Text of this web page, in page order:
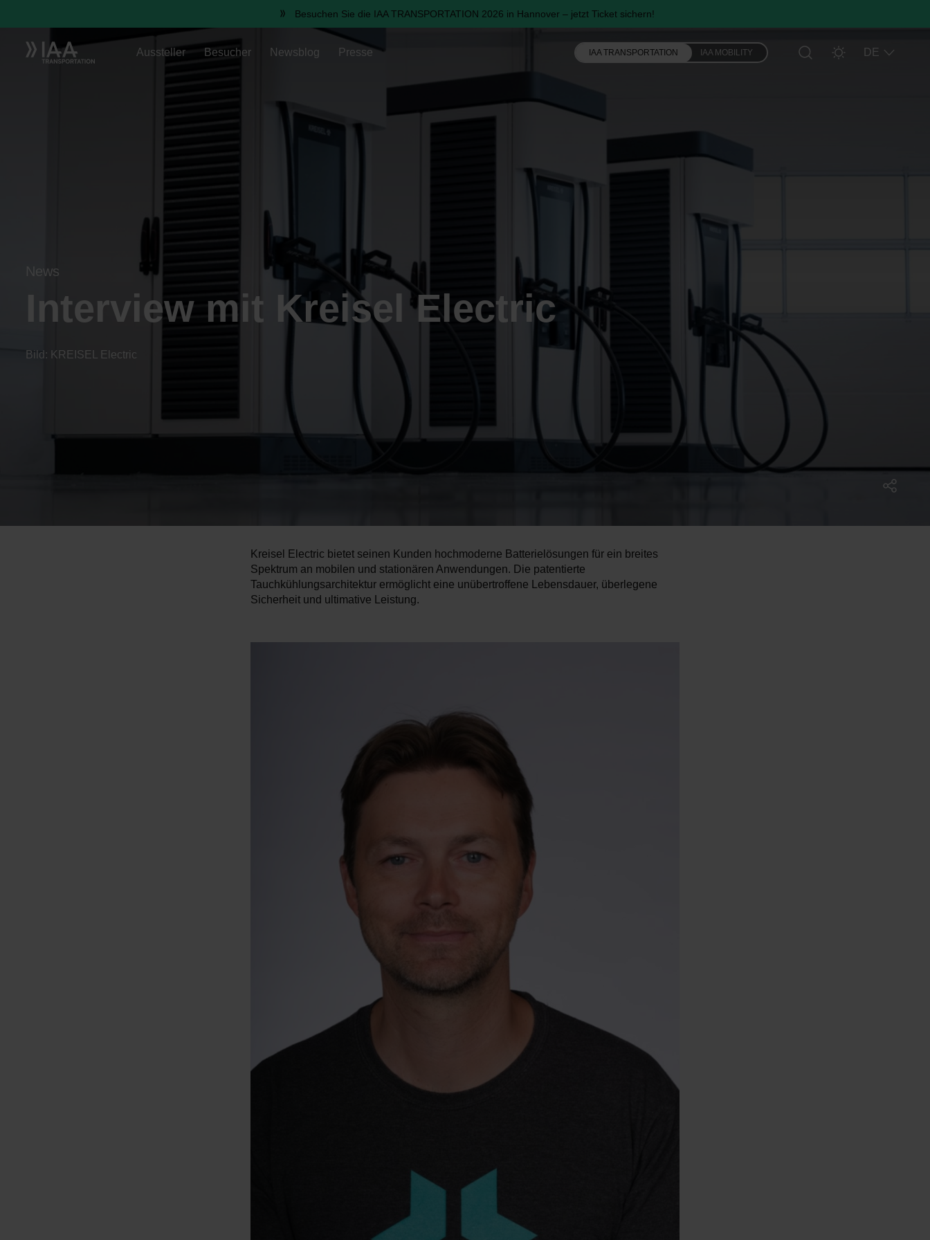
Besuchen Sie die IAA TRANSPORTATION 2026 in Hannover – jetzt Ticket sichern!
Aussteller Besucher Newsblog Presse IAA TRANSPORTATION IAA MOBILITY DE
News
Interview mit Kreisel Electric
Bild: KREISEL Electric
Kreisel Electric bietet seinen Kunden hochmoderne Batterielösungen für ein breites
Spektrum an mobilen und stationären Anwendungen. Die patentierte
Tauchkühlungsarchitektur ermöglicht eine unübertroffene Lebensdauer, überlegene
Sicherheit und ultimative Leistung.